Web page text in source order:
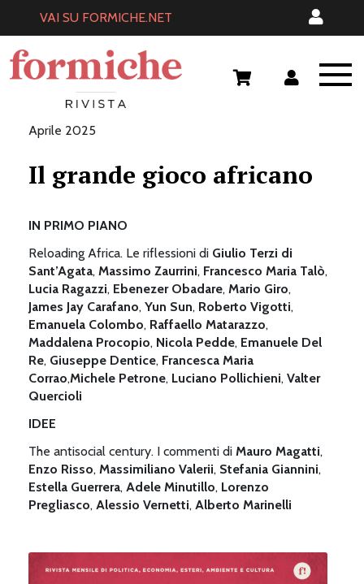
VAI SU FORMICHE.NET
Aprile 2025
Il grande gioco africano
IN PRIMO PIANO
Reloading Africa. Le riflessioni di Giulio Terzi di
Sant’Agata, Massimo Zaurrini, Francesco Maria Talò,
Lucia Ragazzi, Ebenezer Obadare, Mario Giro,
James Jay Carafano, Yun Sun, Roberto Vigotti,
Emanuela Colombo, Raffaello Matarazzo,
Maddalena Procopio, Nicola Pedde, Emanuele Del
Re, Giuseppe Dentice, Francesca Maria
Corrao,Michele Petrone, Luciano Pollichieni, Valter
Quercioli
IDEE
The antisocial century. I commenti di Mauro Magatti,
Enzo Risso, Massimiliano Valerii, Stefania Giannini,
Estella Guerrera, Adele Minutillo, Lorenzo
Pregliasco, Alessio Vernetti, Alberto Marinelli